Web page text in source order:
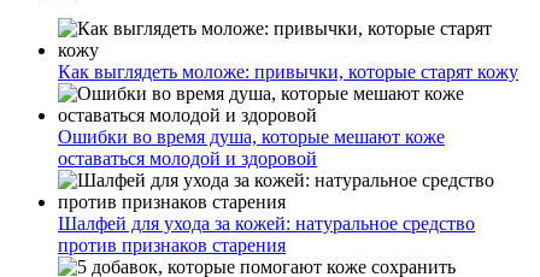
Как выглядеть моложе: привычки, которые старят кожу
Ошибки во время душа, которые мешают коже
оставаться молодой и здоровой
Шалфей для ухода за кожей: натуральное средство
против признаков старения